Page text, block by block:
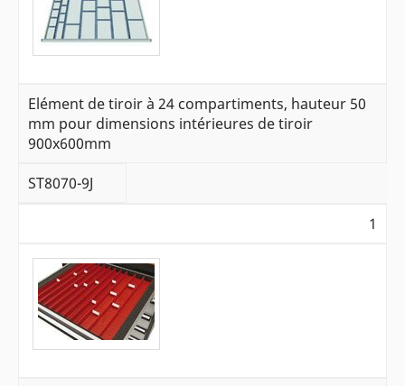
Elément de tiroir à 24 compartiments, hauteur 50
mm pour dimensions intérieures de tiroir
900x600mm
ST8070-9J
1